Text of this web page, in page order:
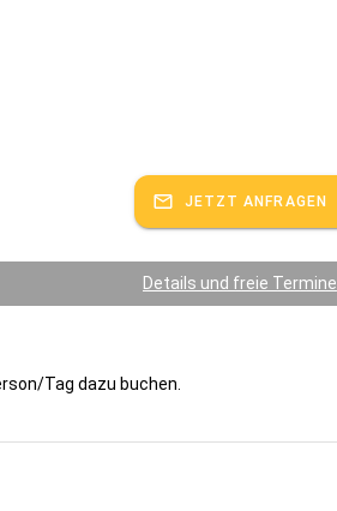
JETZT ANFRAGEN
Details und freie Termine
Tag dazu buchen.